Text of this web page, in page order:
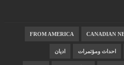
CANADIAN
FROM AMERICA
احداث ومؤتمرات اديان